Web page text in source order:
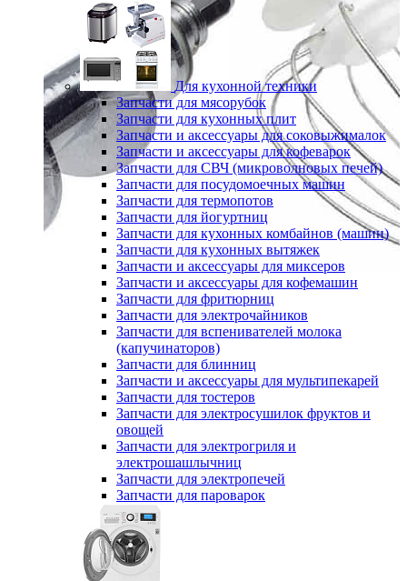
Для кухонной техники
Запчасти для мясорубок
Запчасти для кухонных плит
Запчасти и аксессуары для соковыжималок
Запчасти и аксессуары для кофеварок
Запчасти для СВЧ (микроволновых печей)
Запчасти для посудомоечных машин
Запчасти для термопотов
Запчасти для йогуртниц
Запчасти для кухонных комбайнов (машин)
Запчасти для кухонных вытяжек
Запчасти и аксессуары для миксеров
Запчасти и аксессуары для кофемашин
Запчасти для фритюрниц
Запчасти для электрочайников
Запчасти для вспенивателей молока
(капучинаторов)
Запчасти для блинниц
Запчасти и аксессуары для мультипекарей
Запчасти для тостеров
Запчасти для электросушилок фруктов и
овощей
Запчасти для электрогриля и
электрошашлычниц
Запчасти для электропечей
Запчасти для пароварок